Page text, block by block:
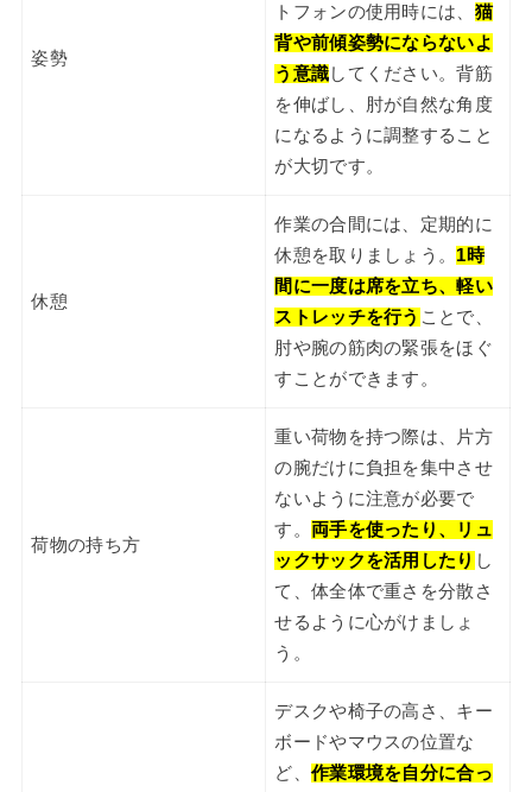
姿勢
トフォンの使用時には、 猫
背や前傾姿勢にならないよ
う意識してください。背筋
を伸ばし、肘が自然な角度
になるように調整すること
が大切です。
休憩
作業の合間には、定期的に
休憩を取りましょう。 1時
間に一度は席を立ち、軽い
ストレッチを行う ことで、
肘や腕の筋肉の緊張をほぐ
すことができます。
荷物の持ち方
重い荷物を持つ際は、片方
の腕だけに負担を集中させ
ないように注意が必要で
す。 両手を使ったり、リュ
ックサックを活用したり し
て、体全体で重さを分散さ
せるように心がけましょ
う。
デスクや椅子の高さ、キー
ボードやマウスの位置な
ど、 作業環境を自分に合っ